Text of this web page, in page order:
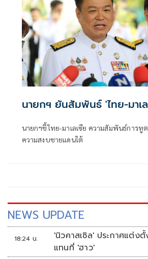
นายกฯ ยันสัมพันธ์ 'ไทย-มาเ
นายกฯชี้ไทย-มาเลเซีย ความสัมพันธ์การทูต
ความสงบชายแดนใต้
NEWS UPDATE
18:24 น.
'นิวคาสเซิล' ประกาศแต่ง
แทนที่ 'ฮาว'